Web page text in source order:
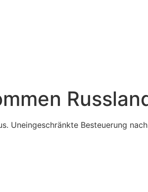
Uneingeschränkte Besteuerung